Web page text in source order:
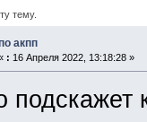
тему.
акпп
: 16 Апреля 2022, 13:18:28 »
подскажет